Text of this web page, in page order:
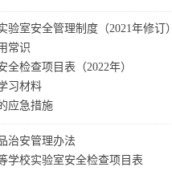
验室安全管理制度（2021年修订）
常识
全检查项目表（2022年）
习材料
应急措施
治安管理办法
学校实验室安全检查项目表